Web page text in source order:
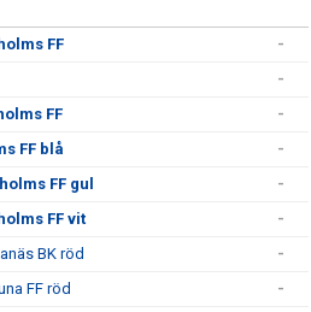
FF
-
-
FF
-
FF blå
-
FF gul
-
FF vit
-
BK röd
-
FF röd
-